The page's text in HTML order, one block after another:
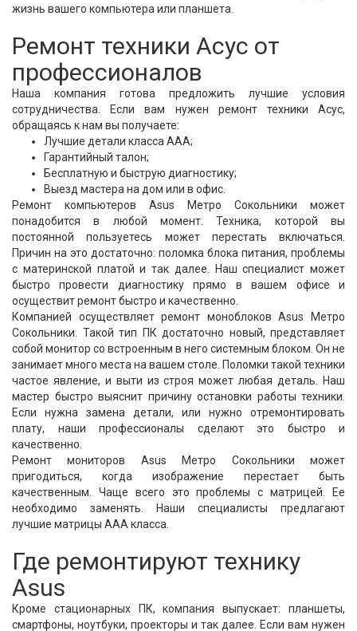
жизнь вашего компьютера или планшета.
Ремонт техники Асус от
профессионалов
Наша компания готова предложить лучшие условия
сотрудничества. Если вам нужен ремонт техники Асус,
обращаясь к нам вы получаете:
Лучшие детали класса ААА;
Гарантийный талон;
Бесплатную и быструю диагностику;
Выезд мастера на дом или в офис.
Ремонт компьютеров Asus Метро Сокольники может
понадобится в любой момент. Техника, которой вы
постоянной пользуетесь может перестать включаться.
Причин на это достаточно: поломка блока питания, проблемы
с материнской платой и так далее. Наш специалист может
быстро провести диагностику прямо в вашем офисе и
осуществит ремонт быстро и качественно.
Компанией осуществляет ремонт моноблоков Asus Метро
Сокольники. Такой тип ПК достаточно новый, представляет
собой монитор со встроенным в него системным блоком. Он не
занимает много места на вашем столе. Поломки такой техники
частое явление, и выти из строя может любая деталь. Наш
мастер быстро выяснит причину остановки работы техники.
Если нужна замена детали, или нужно отремонтировать
плату, наши профессионалы сделают это быстро и
качественно.
Ремонт мониторов Asus Метро Сокольники может
пригодиться, когда изображение перестает быть
качественным. Чаще всего это проблемы с матрицей. Ее
необходимо заменять. Наши специалисты предлагают
лучшие матрицы ААА класса.
Где ремонтируют технику
Asus
Кроме стационарных ПК, компания выпускает: планшеты,
смартфоны, ноутбуки, проекторы и так далее. Если вам нужен